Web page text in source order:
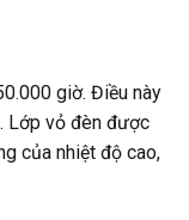
giờ. Điều này
Lớp vỏ đèn được
của nhiệt độ cao,